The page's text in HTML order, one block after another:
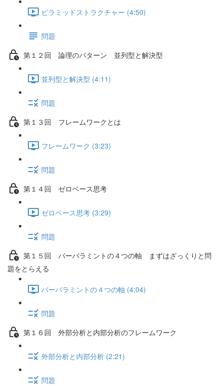
ピラミッドストラクチャー (4:50)
問題
第１２回 論理のパターン 並列型と解決型
並列型と解決型 (4:11)
問題
第１３回 フレームワークとは
フレームワーク (3:23)
問題
第１４回 ゼロベース思考
ゼロベース思考 (3:29)
問題
第１５回 バーバラミントの４つの軸 まずはざっくりと問
題をとらえる
バーバラミントの４つの軸 (4:04)
問題
第１６回 外部分析と内部分析のフレームワーク
外部分析と内部分析 (2:21)
問題